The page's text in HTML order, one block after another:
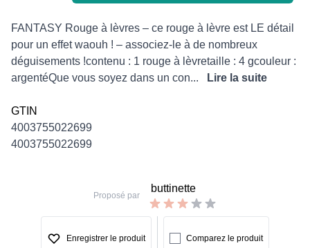
Description
FANTASY Rouge à lèvres – ce rouge à lèvre est LE détail
pour un effet waouh ! – associez-le à de nombreux
déguisements !contenu : 1 rouge à lèvretaille : 4 gcouleur :
argentéQue vous soyez dans un con...
Lire la suite
GTIN
4003755022699
4003755022699
Proposé par
buttinette
Enregistrer le produit Comparez le produit